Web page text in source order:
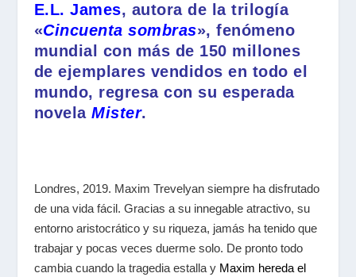
E.L. James, autora de la trilogía
«Cincuenta sombras», fenómeno
mundial con más de 150 millones
de ejemplares vendidos en todo el
mundo, regresa con su esperada
novelaMister.
Londres, 2019. Maxim Trevelyan siempre ha disfrutado
de una vida fácil. Gracias a su innegable atractivo, su
entorno aristocrático y su riqueza, jamás ha tenido que
trabajar y pocas veces duerme solo. De pronto todo
cambia cuando la tragedia estalla y Maxim hereda el